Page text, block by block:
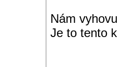
Nám
Je to tento